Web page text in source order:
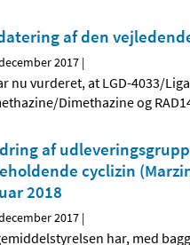
af den
2017 |
nu vurderet, at LGD-4033/
Dimethazine og
af
cyclizin
2018
2017 |
har, med